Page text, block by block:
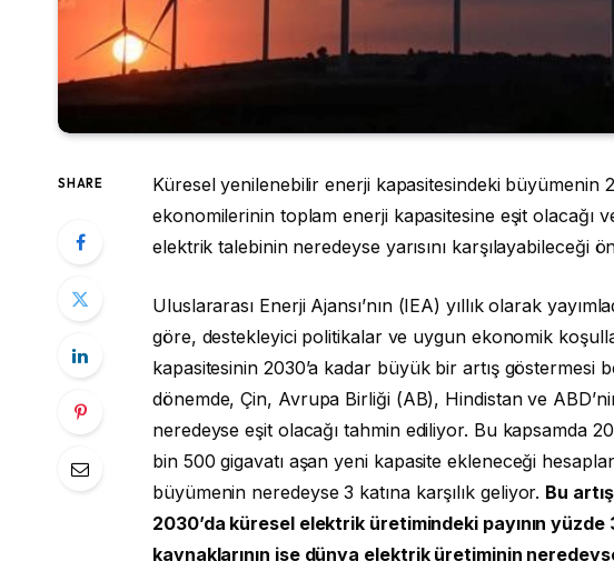
SHARE
Küresel yenilenebilir enerji kapasitesindeki büyümenin
ekonomilerinin toplam enerji kapasitesine eşit olacağı
elektrik talebinin neredeyse yarısını karşılayabileceği
Uluslararası Enerji Ajansı’nın (IEA) yıllık olarak
göre, destekleyici politikalar ve uygun ekonomik
kapasitesinin 2030’a kadar büyük bir artış göstermesi
dönemde, Çin, Avrupa Birliği (AB), Hindistan ve
neredeyse eşit olacağı tahmin ediliyor. Bu kapsamda
bin 500 gigavatı aşan yeni kapasite ekleneceği
büyümenin neredeyse 3 katına karşılık geliyor. Bu
2030’da küresel elektrik üretimindeki payının
kaynaklarının ise dünya elektrik üretiminin